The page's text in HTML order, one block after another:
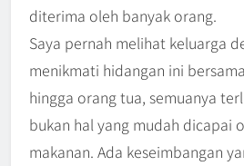
diterima oleh banyak orang.
Saya pernah melihat keluarga
menikmati hidangan ini
hingga orang tua, semuanya
bukan hal yang mudah dicapai
makanan. Ada keseimbangan